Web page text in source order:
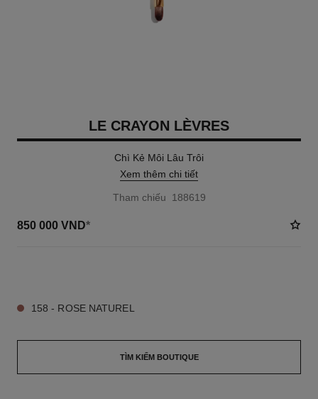
LE CRAYON LÈVRES
Chì Kẻ Môi Lâu Trôi
Xem thêm chi tiết
Tham chiếu 188619
850 000 VND*
158 - ROSE NATUREL
TÌM KIẾM BOUTIQUE